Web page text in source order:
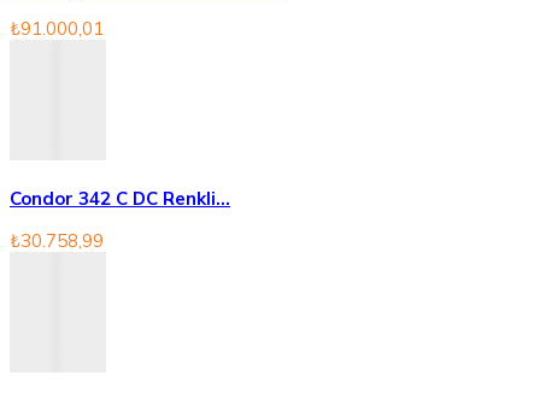
₺91.000,01
Condor 342 C DC Renkli...
₺30.758,99